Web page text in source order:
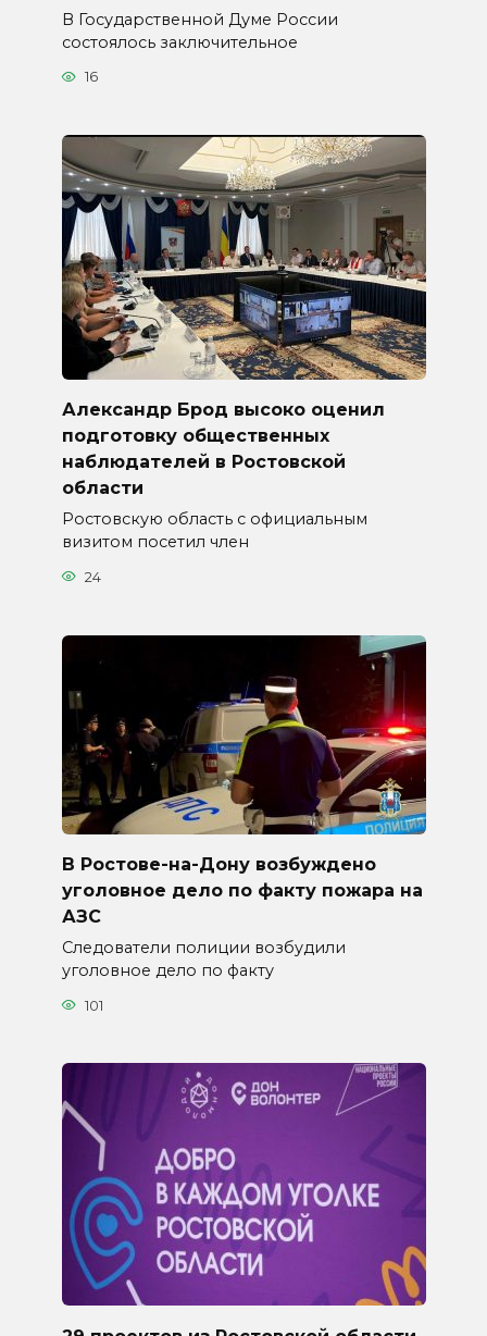
В Государственной Думе России
состоялось заключительное
16
Александр Брод высоко оценил
подготовку общественных
наблюдателей в Ростовской
области
Ростовскую область с официальным
визитом посетил член
24
В Ростове-на-Дону возбуждено
уголовное дело по факту пожара на
АЗС
Следователи полиции возбудили
уголовное дело по факту
101